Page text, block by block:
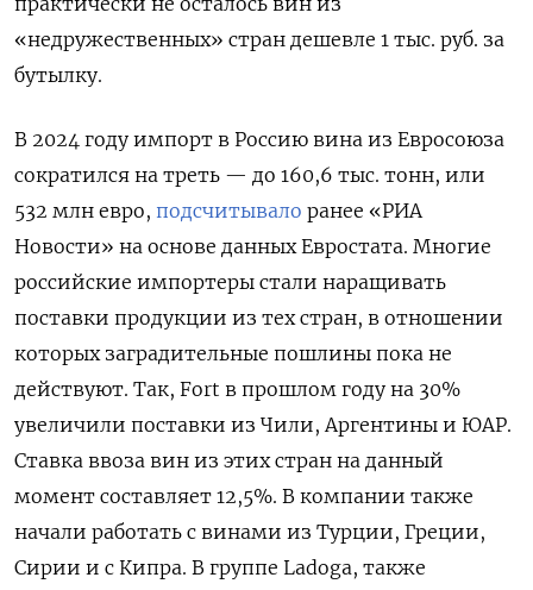
«недружественных» стран дешевле 1 тыс. руб. за
бутылку.
В 2024 году импорт в Россию вина из Евросоюза
сократился на треть — до 160,6 тыс. тонн, или
532 млн евро, подсчитывало ранее «РИА
Новости» на основе данных Евростата. Многие
российские импортеры стали наращивать
поставки продукции из тех стран, в отношении
которых заградительные пошлины пока не
действуют. Так, Fort в прошлом году на 30%
увеличили поставки из Чили, Аргентины и ЮАР.
Ставка ввоза вин из этих стран на данный
момент составляет 12,5%. В компании также
начали работать с винами из Турции, Греции,
Сирии и с Кипра. В группе Ladoga, также